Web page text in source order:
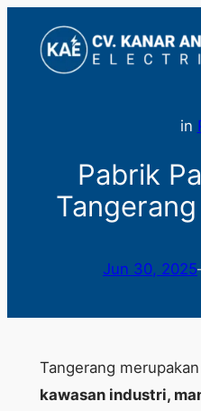
konten
in
Pabrik
Jun 30, 2025
Tangerang
kawasan industri,